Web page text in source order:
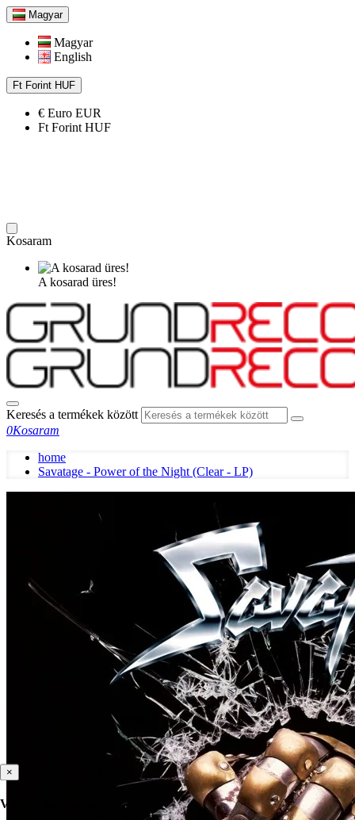
Magyar
Magyar
English
Ft Forint HUF
€ Euro EUR
Ft Forint HUF
Kosaram
A kosarad üres!
Keresés a termékek között
0Kosaram
home
Savatage - Power of the Night (Clear - LP)
×
Válassz csomagpontot